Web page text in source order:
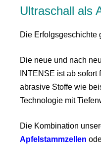
Ultraschall als
Die Erfolgsgeschichte
Die neue und nach
INTENSE ist ab
abrasive Stoffe wie
Technologie mit
Die Kombination
Apfelstammzellen